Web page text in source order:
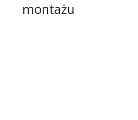
montażu